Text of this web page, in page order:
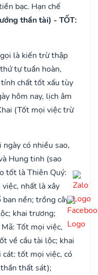
bạc. Hạn chế
thần tài) - TỐT:
là kiến trừ thập
tự tuần hoàn,
chất tốt xấu tùy
hôm nay, lịch âm
(Tốt mọi việc trừ
có nhiều sao,
Hung tinh (sao
tốt là Thiên Quý:
nhất là xây
nền; trồng cây;
khai trương;
Tốt mọi việc,
về cầu tài lộc; khai
tốt mọi việc, có
thất sát);